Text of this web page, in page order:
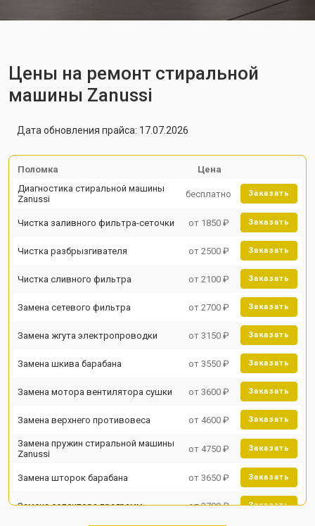
Цены на ремонт стиральной
машины Zanussi
Дата обновления прайса: 17.07.2026
Поломка
Цена
Диагностика стиральной машины
Zanussi
бесплатно Заказать
Чистка заливного фильтра-сеточки от 1850 ₽ Заказать
Чистка разбрызгивателя от 2500 ₽ Заказать
Чистка сливного фильтра от 2100 ₽ Заказать
Замена сетевого фильтра от 2700 ₽ Заказать
Замена жгута электропроводки от 3150 ₽ Заказать
Замена шкива барабана от 3550 ₽ Заказать
Замена мотора вентилятора сушки от 3600 ₽ Заказать
Замена верхнего противовеса от 4600 ₽ Заказать
Замена пружин стиральной машины
Zanussi
от 4750 ₽ Заказать
Замена шторок барабана от 3650 ₽ Заказать
Замена селектора программ от 3700 ₽ Заказать